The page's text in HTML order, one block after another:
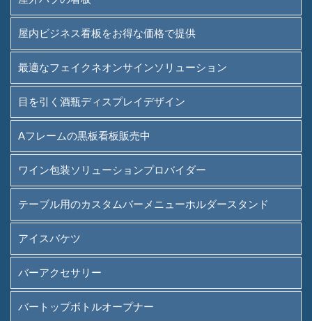
Aフレームの黒板看板販売中
ワイン包装ソリューションプ
テーブル用のカスタムバーメ
ニューホルダースタンド
アイスバケツ
バーアクセサリー
バートップボトルオープナー
屋内ビジネス看板をお得な価格で提供
最適なフェイクネオンサインソリューション
目を引く酒瓶ディスプレイデザイン
Aフレームの黒板看板販売中
ワイン包装ソリューションプロバイダー
テーブル用のカスタムバーメニューホルダースタンド
アイスバケツ
バーアクセサリー
バートップボトルオープナー